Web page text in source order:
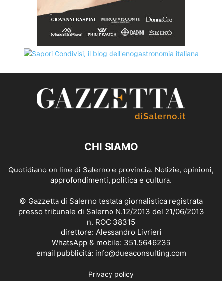
CHI SIAMO
Quotidiano on line di Salerno e provincia. Notizie, opinioni,
approfondimenti, politica e cultura.
© Gazzetta di Salerno testata giornalistica registrata
presso tribunale di Salerno N.12/2013 del 21/06/2013
n. ROC 38315
direttore: Alessandro Livrieri
WhatsApp & mobile: 351.5646236
email pubblicità: info@dueaconsulting.com
Privacy policy